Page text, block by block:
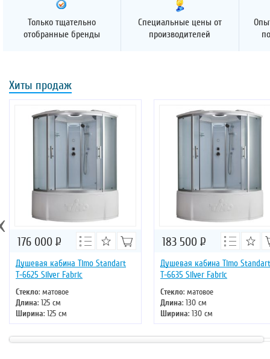
Только тщательно
отобранные бренды
Специальные цены от
производителей
Хиты продаж
Душевая кабина Timo Standart
Т-6625 Silver Fabric
Стекло: матовое
Длина: 125 см
Ширина: 125 см
Высота: 220 см
Форма: четверть круга
Двери: раздвижные
176 000 Р
Душевая кабина Timo Standart
Т-6635 Silver Fabric
Стекло: матовое
Длина: 130 см
Ширина: 130 см
Высота: 220 см
Форма: четверть круга
Двери: раздвижные
183 500 Р